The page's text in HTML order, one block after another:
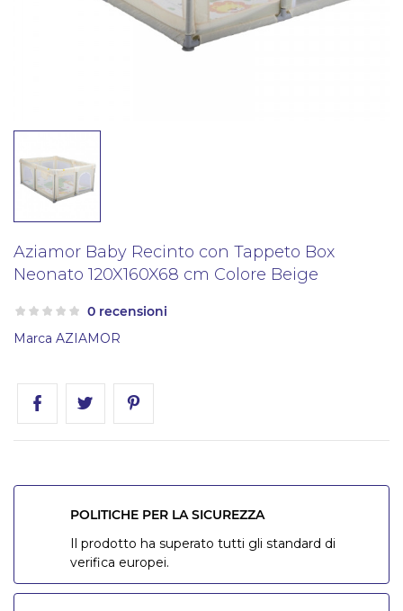
Aziamor Baby Recinto con Tappeto Box
Neonato 120X160X68 cm Colore Beige
0 recensioni
Marca AZIAMOR
POLITICHE PER LA SICUREZZA
Il prodotto ha superato tutti gli standard di
verifica europei.